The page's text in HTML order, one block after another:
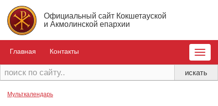
Официальный сайт Кокшетауской
и Акмолинской епархии
Главная Контакты
Toggle
Мульткалендарь